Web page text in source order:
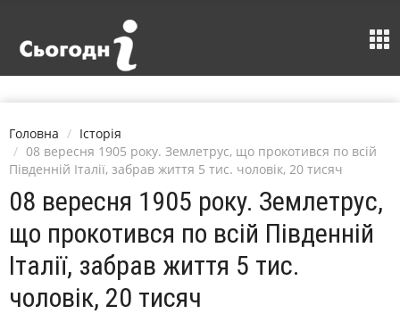
Головна
Історія
08 вересня 1905 року. Землетрус, що прокотився по всій
Південній Італії, забрав життя 5 тис. чоловік, 20 тисяч
08 вересня 1905 року. Землетрус,
що прокотився по всій Південній
Італії, забрав життя 5 тис.
чоловік, 20 тисяч